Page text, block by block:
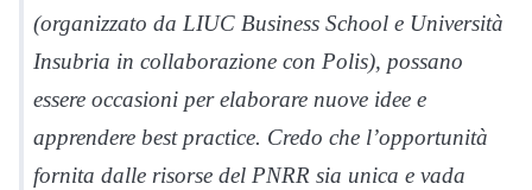
(organizzato da LIUC Business School e Università
Insubria in collaborazione con Polis), possano
essere occasioni per elaborare nuove idee e
apprendere best practice. Credo che l’opportunità
fornita dalle risorse del PNRR sia unica e vada